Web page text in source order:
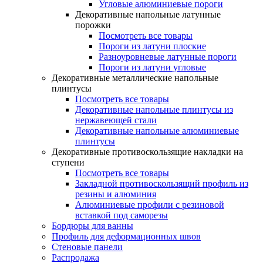
Угловые алюминиевые пороги
Декоративные напольные латунные
порожки
Посмотреть все товары
Пороги из латуни плоские
Разноуровневые латунные пороги
Пороги из латуни угловые
Декоративные металлические напольные
плинтусы
Посмотреть все товары
Декоративные напольные плинтусы из
нержавеющей стали
Декоративные напольные алюминиевые
плинтусы
Декоративные противоскользящие накладки на
ступени
Посмотреть все товары
Закладной противоскользящий профиль из
резины и алюминия
Алюминиевые профили с резиновой
вставкой под саморезы
Бордюры для ванны
Профиль для деформационных швов
Стеновые панели
Распродажа